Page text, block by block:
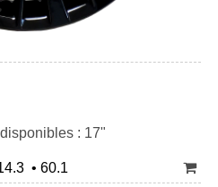
: 17"
• 60.1